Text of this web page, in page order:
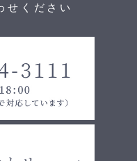
せください